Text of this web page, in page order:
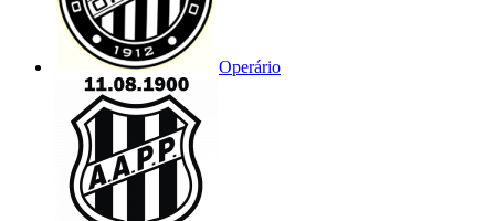
Operário